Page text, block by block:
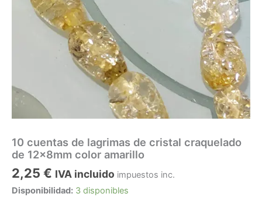
10 cuentas de lagrimas de cristal craquelado
de 12x8mm color amarillo
2,25 € IVA incluido impuestos inc.
Disponibilidad: 3 disponibles